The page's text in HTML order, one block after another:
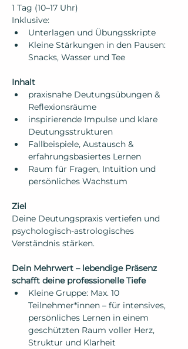
1 Tag (10–17 Uhr)
Inklusive:
Unterlagen und Übungsskripte
Kleine Stärkungen in den Pausen:
Snacks, Wasser und Tee
Inhalt
praxisnahe Deutungsübungen &
Reflexionsräume
inspirierende Impulse und klare
Deutungsstrukturen
Fallbeispiele, Austausch &
erfahrungsbasiertes Lernen
Raum für Fragen, Intuition und
persönliches Wachstum
Ziel
Deine Deutungspraxis vertiefen und
psychologisch-astrologisches
Verständnis stärken.
Dein Mehrwert – lebendige Präsenz
schafft deine professionelle Tiefe
Kleine Gruppe: Max. 10
Teilnehmer*innen – für intensives,
persönliches Lernen in einem
geschützten Raum voller Herz,
Struktur und Klarheit